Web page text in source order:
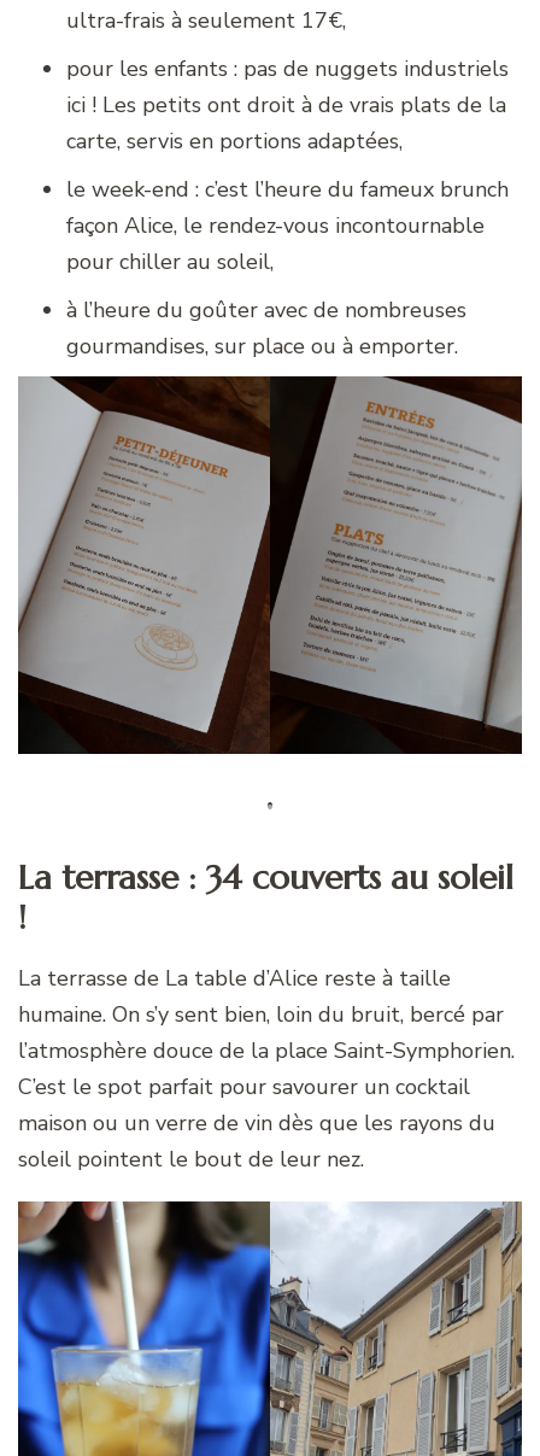
ultra-frais à seulement 17€,
pour les enfants : pas de nuggets industriels
ici ! Les petits ont droit à de vrais plats de la
carte, servis en portions adaptées,
le week-end : c’est l’heure du fameux brunch
façon Alice, le rendez-vous incontournable
pour chiller au soleil,
à l’heure du goûter avec de nombreuses
gourmandises, sur place ou à emporter.
La terrasse : 34 couverts au soleil
!
La terrasse de La table d’Alice reste à taille
humaine. On s’y sent bien, loin du bruit, bercé par
l’atmosphère douce de la place Saint-Symphorien.
C’est le spot parfait pour savourer un cocktail
maison ou un verre de vin dès que les rayons du
soleil pointent le bout de leur nez.